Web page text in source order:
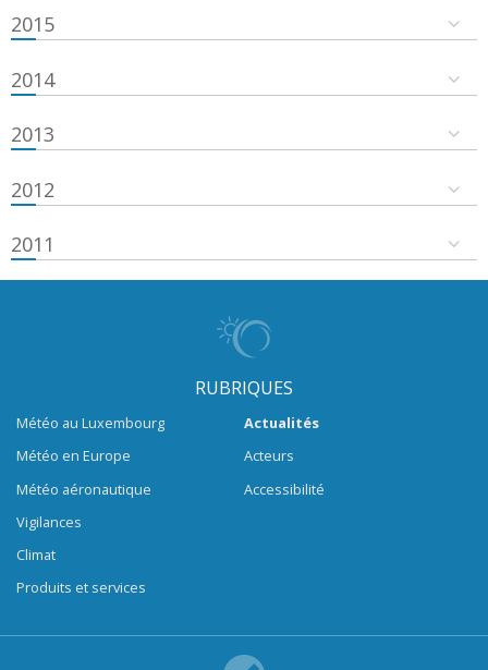
2015
2014
2013
2012
2011
RUBRIQUES
Météo au Luxembourg
Météo en Europe
Météo aéronautique
Vigilances
Climat
Produits et services
Actualités
Acteurs
Accessibilité